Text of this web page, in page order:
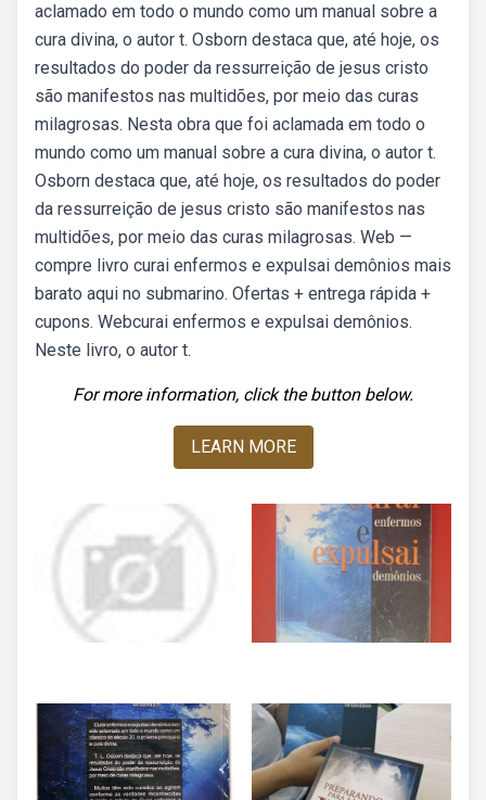
aclamado em todo o mundo como um manual sobre a
cura divina, o autor t. Osborn destaca que, até hoje, os
resultados do poder da ressurreição de jesus cristo
são manifestos nas multidões, por meio das curas
milagrosas. Nesta obra que foi aclamada em todo o
mundo como um manual sobre a cura divina, o autor t.
Osborn destaca que, até hoje, os resultados do poder
da ressurreição de jesus cristo são manifestos nas
multidões, por meio das curas milagrosas. Web —
compre livro curai enfermos e expulsai demônios mais
barato aqui no submarino. Ofertas + entrega rápida +
cupons. Webcurai enfermos e expulsai demônios.
Neste livro, o autor t.
For more information, click the button below.
LEARN MORE